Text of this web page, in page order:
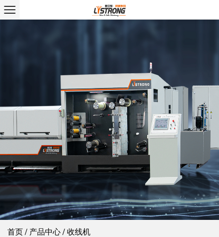
首页 / 产品中心 / 收线机